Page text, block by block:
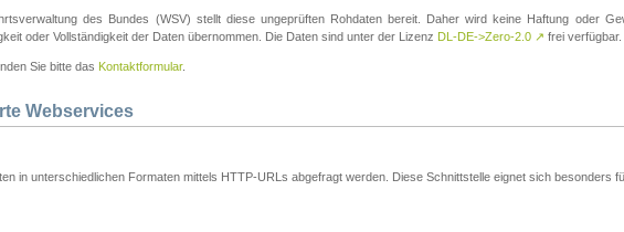
des Bundes (WSV) stellt diese ungeprüften Rohdaten bereit. Daher wird keine Haftung oder
oder Vollständigkeit der Daten übernommen. Die Daten sind unter der Lizenz DL-DE->Zero-2.0 ↗ frei verfügbar.
Sie bitte das Kontaktformular.
Webservices
in unterschiedlichen Formaten mittels HTTP-URLs abgefragt werden. Diese Schnittstelle eignet sich besonders